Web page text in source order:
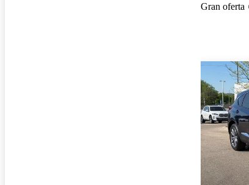
Gran oferta